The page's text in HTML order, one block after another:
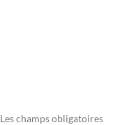
Les champs obligatoires